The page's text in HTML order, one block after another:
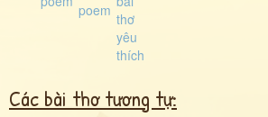
Các bài thơ tương tự: